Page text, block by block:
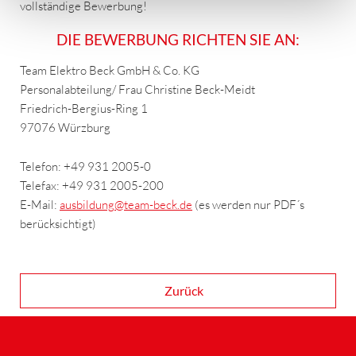
vollständige Bewerbung!
DIE BEWERBUNG RICHTEN SIE AN:
Team Elektro Beck GmbH & Co. KG
Personalabteilung/ Frau Christine Beck-Meidt
Friedrich-Bergius-Ring 1
97076 Würzburg
Telefon: +49 931 2005-0
Telefax: +49 931 2005-200
E-Mail: ausbildung@team-beck.de (es werden nur PDF´s
berücksichtigt)
Zurück